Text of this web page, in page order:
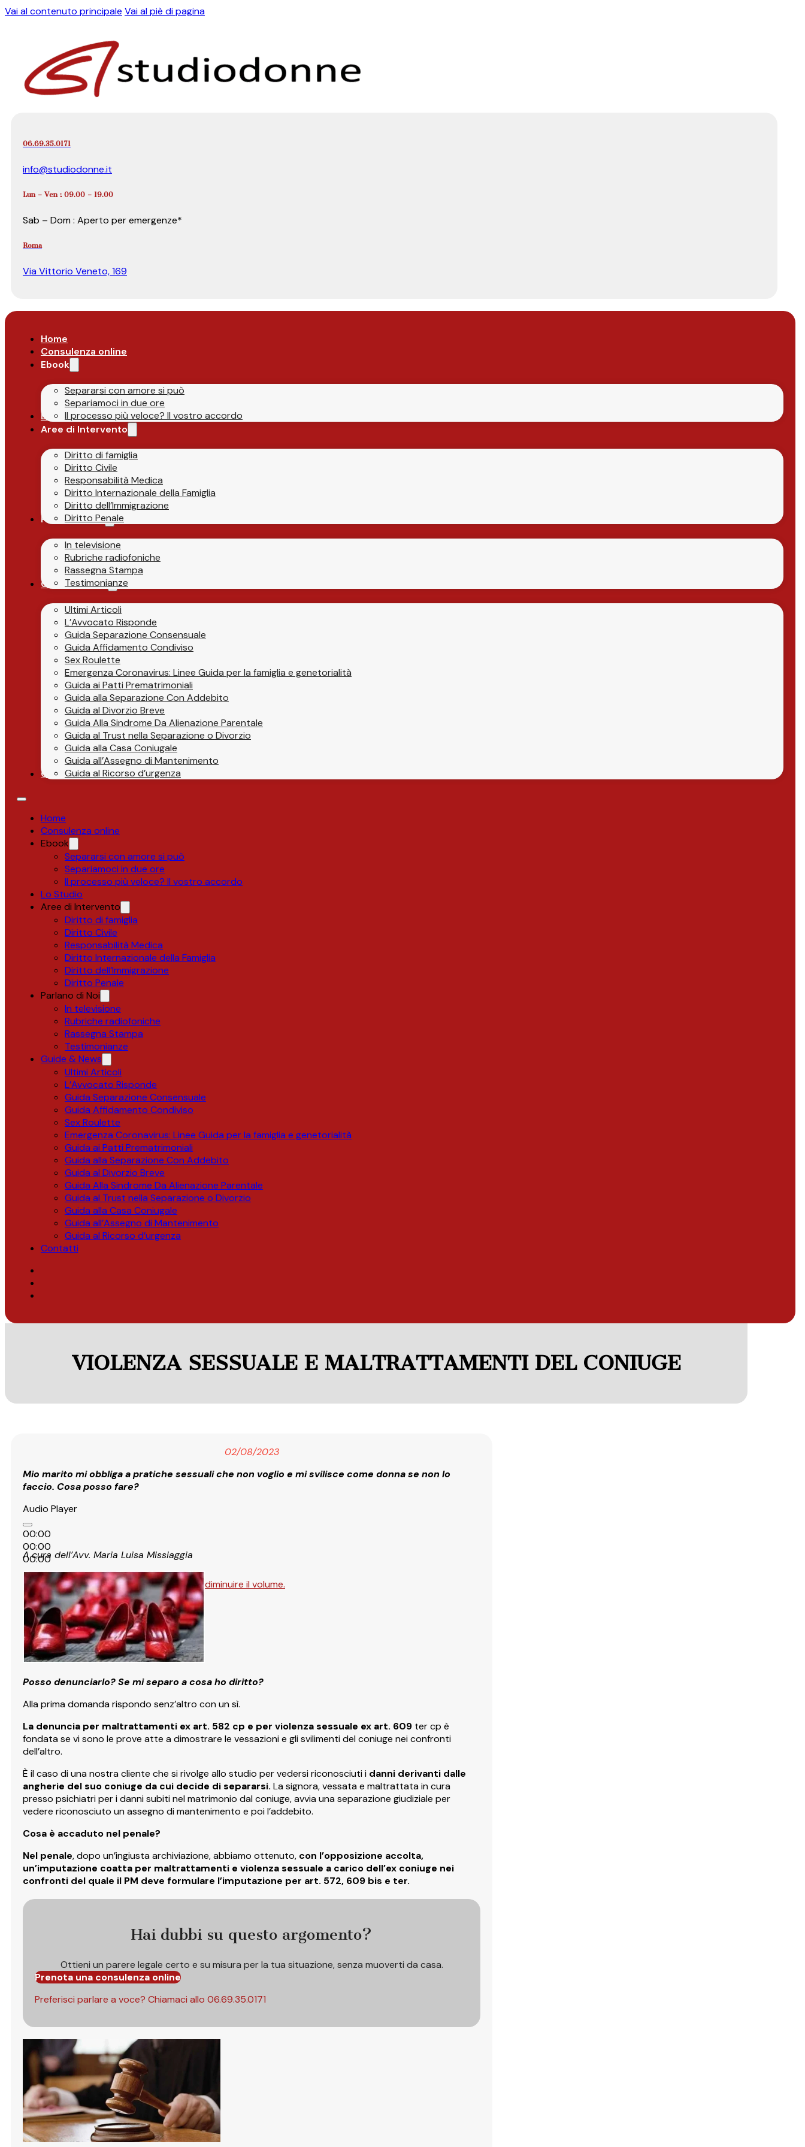
Vai al contenuto principale Vai al piè di pagina
06.69.35.0171
info@studiodonne.it
Lun – Ven : 09.00 – 19.00
Sab – Dom : Aperto per emergenze*
Roma
Via Vittorio Veneto, 169
Home
Consulenza online
Ebook
Separarsi con amore si può
Separiamoci in due ore
Il processo più veloce? Il vostro accordo
Lo Studio
Aree di Intervento
Diritto di famiglia
Diritto Civile
Responsabilità Medica
Diritto Internazionale della Famiglia
Diritto dell’Immigrazione
Diritto Penale
Parlano di Noi
In televisione
Rubriche radiofoniche
Rassegna Stampa
Testimonianze
Guide & News
Ultimi Articoli
L’Avvocato Risponde
Guida Separazione Consensuale
Guida Affidamento Condiviso
Sex Roulette
Emergenza Coronavirus: Linee Guida per la famiglia e genetorialità
Guida ai Patti Prematrimoniali
Guida alla Separazione Con Addebito
Guida al Divorzio Breve
Guida Alla Sindrome Da Alienazione Parentale
Guida al Trust nella Separazione o Divorzio
Guida alla Casa Coniugale
Guida all’Assegno di Mantenimento
Guida al Ricorso d’urgenza
Contatti
Home
Consulenza online
Ebook
Separarsi con amore si può
Separiamoci in due ore
Il processo più veloce? Il vostro accordo
Lo Studio
Aree di Intervento
Diritto di famiglia
Diritto Civile
Responsabilità Medica
Diritto Internazionale della Famiglia
Diritto dell’Immigrazione
Diritto Penale
Parlano di Noi
In televisione
Rubriche radiofoniche
Rassegna Stampa
Testimonianze
Guide & News
Ultimi Articoli
L’Avvocato Risponde
Guida Separazione Consensuale
Guida Affidamento Condiviso
Sex Roulette
Emergenza Coronavirus: Linee Guida per la famiglia e genetorialità
Guida ai Patti Prematrimoniali
Guida alla Separazione Con Addebito
Guida al Divorzio Breve
Guida Alla Sindrome Da Alienazione Parentale
Guida al Trust nella Separazione o Divorzio
Guida alla Casa Coniugale
Guida all’Assegno di Mantenimento
Guida al Ricorso d’urgenza
Contatti
VIOLENZA SESSUALE E MALTRATTAMENTI DEL CONIUGE
02/08/2023
Mio marito mi obbliga a pratiche sessuali che non voglio e mi svilisce come donna se non lo
faccio. Cosa posso fare?
Audio Player
00:00
00:00
00:00
Usa i tasti freccia su/giù per aumentare o diminuire il volume.
A cura dell’Avv. Maria Luisa Missiaggia
Posso denunciarlo? Se mi separo a cosa ho diritto?
Alla prima domanda rispondo senz’altro con un sì.
La denuncia per maltrattamenti ex art. 582 cp e per violenza sessuale ex art. 609 ter cp è
fondata se vi sono le prove atte a dimostrare le vessazioni e gli svilimenti del coniuge nei confronti
dell’altro.
È il caso di una nostra cliente che si rivolge allo studio per vedersi riconosciuti i danni derivanti dalle
angherie del suo coniuge da cui decide di separarsi. La signora, vessata e maltrattata in cura
presso psichiatri per i danni subiti nel matrimonio dal coniuge, avvia una separazione giudiziale per
vedere riconosciuto un assegno di mantenimento e poi l’addebito.
Cosa è accaduto nel penale?
Nel penale, dopo un’ingiusta archiviazione, abbiamo ottenuto, con l’opposizione accolta,
un’imputazione coatta per maltrattamenti e violenza sessuale a carico dell’ex coniuge nei
confronti del quale il PM deve formulare l’imputazione per art. 572, 609 bis e ter.
Hai dubbi su questo argomento?
Ottieni un parere legale certo e su misura per la tua situazione, senza muoverti da casa.
Prenota una consulenza online
Preferisci parlare a voce? Chiamaci allo 06.69.35.0171